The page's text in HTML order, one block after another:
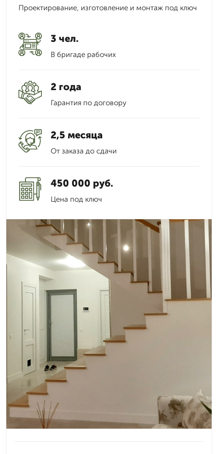
Проектирование, изготовление и монтаж под ключ
3 чел.
В бригаде рабочих
2 года
Гарантия по договору
2,5 месяца
От заказа до сдачи
450 000 руб.
Цена под ключ